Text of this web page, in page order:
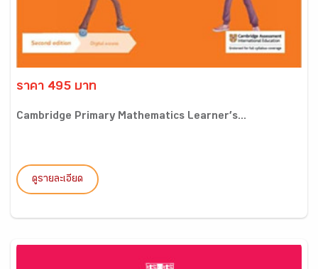
ราคา 495 บาท
Cambridge Primary Mathematics Learner’s...
ดูรายละเอียด